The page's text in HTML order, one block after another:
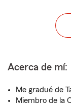
Acerca de mí:
Me gradué de
Miembro de la